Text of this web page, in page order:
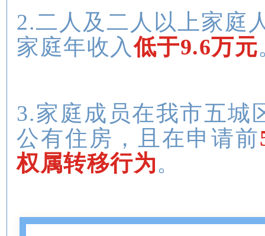
2.二人及二人以上家庭
家庭年收入低于9.6万元
3.家庭成员在我市五城
公有住房，且在申请前
权属转移行为。